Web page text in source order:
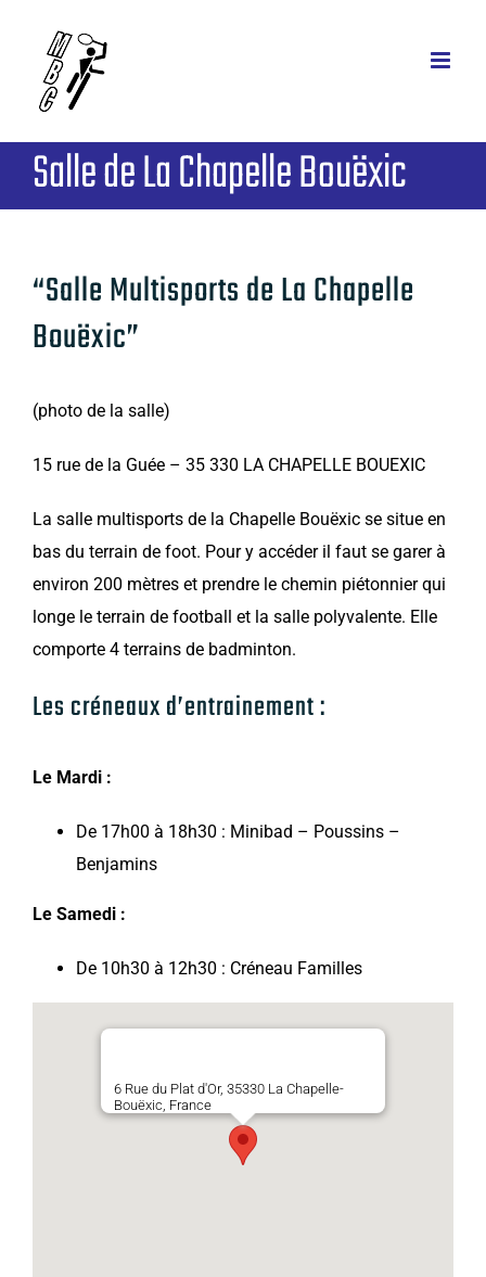
contenu
Salle de La Chapelle Bouëxic
“Salle Multisports de La Chapelle
Bouëxic”
(photo de la salle)
15 rue de la Guée – 35 330 LA CHAPELLE BOUEXIC
La salle multisports de la Chapelle Bouëxic se situe en
bas du terrain de foot. Pour y accéder il faut se garer à
environ 200 mètres et prendre le chemin piétonnier qui
longe le terrain de football et la salle polyvalente. Elle
comporte 4 terrains de badminton.
Les créneaux d’entrainement :
Le Mardi :
De 17h00 à 18h30 : Minibad – Poussins –
Benjamins
Le Samedi :
De 10h30 à 12h30 : Créneau Familles
6 Rue du Plat d'Or, 35330 La Chapelle-
Bouëxic, France